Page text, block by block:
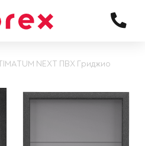
NEXT ПВХ Гриджио